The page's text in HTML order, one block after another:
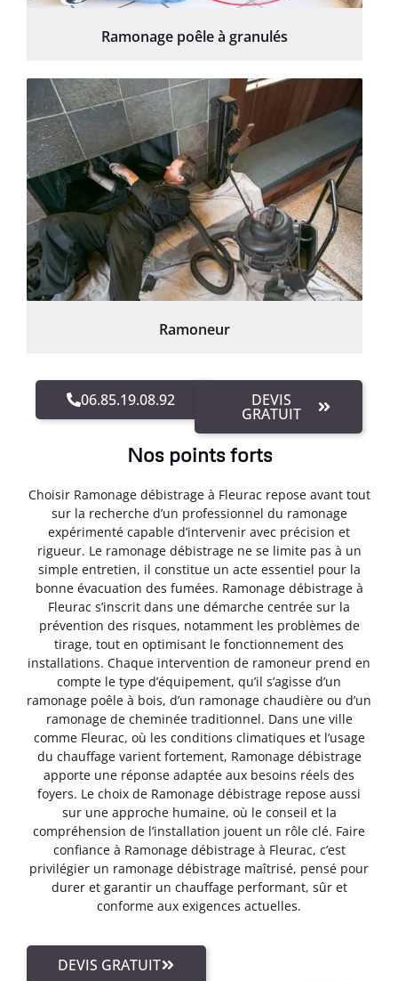
Ramonage poêle à granulés
Ramoneur
06.85.19.08.92 DEVIS
GRATUIT
Nos points forts
Choisir Ramonage débistrage à Fleurac repose avant tout
sur la recherche d’un professionnel du ramonage
expérimenté capable d’intervenir avec précision et
rigueur. Le ramonage débistrage ne se limite pas à un
simple entretien, il constitue un acte essentiel pour la
bonne évacuation des fumées. Ramonage débistrage à
Fleurac s’inscrit dans une démarche centrée sur la
prévention des risques, notamment les problèmes de
tirage, tout en optimisant le fonctionnement des
installations. Chaque intervention de ramoneur prend en
compte le type d’équipement, qu’il s’agisse d’un
ramonage poêle à bois, d’un ramonage chaudière ou d’un
ramonage de cheminée traditionnel. Dans une ville
comme Fleurac, où les conditions climatiques et l’usage
du chauffage varient fortement, Ramonage débistrage
apporte une réponse adaptée aux besoins réels des
foyers. Le choix de Ramonage débistrage repose aussi
sur une approche humaine, où le conseil et la
compréhension de l’installation jouent un rôle clé. Faire
confiance à Ramonage débistrage à Fleurac, c’est
privilégier un ramonage débistrage maîtrisé, pensé pour
durer et garantir un chauffage performant, sûr et
conforme aux exigences actuelles.
DEVIS GRATUIT